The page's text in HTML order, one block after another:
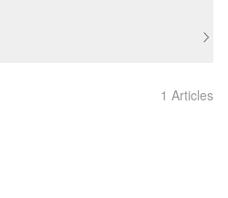
1 Articles